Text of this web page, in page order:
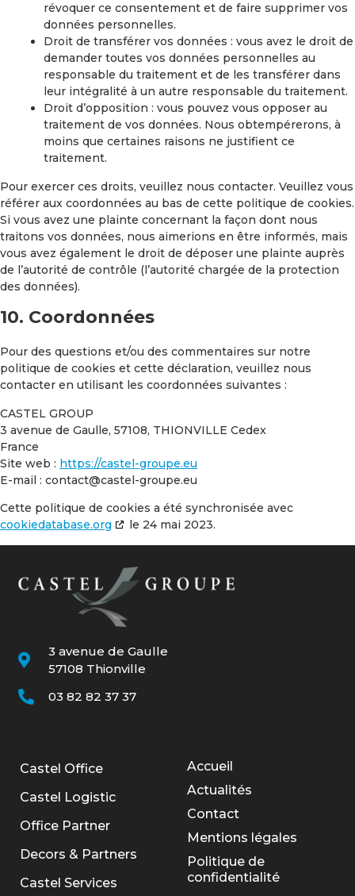
révoquer ce consentement et de faire supprimer vos
données personnelles.
Droit de transférer vos données : vous avez le droit de
demander toutes vos données personnelles au
responsable du traitement et de les transférer dans
leur intégralité à un autre responsable du traitement.
Droit d’opposition : vous pouvez vous opposer au
traitement de vos données. Nous obtempérerons, à
moins que certaines raisons ne justifient ce
traitement.
Pour exercer ces droits, veuillez nous contacter. Veuillez vous
référer aux coordonnées au bas de cette politique de cookies.
Si vous avez une plainte concernant la façon dont nous
traitons vos données, nous aimerions en être informés, mais
vous avez également le droit de déposer une plainte auprès
de l’autorité de contrôle (l’autorité chargée de la protection
des données).
10. Coordonnées
Pour des questions et/ou des commentaires sur notre
politique de cookies et cette déclaration, veuillez nous
contacter en utilisant les coordonnées suivantes :
CASTEL GROUP
3 avenue de Gaulle, 57108, THIONVILLE Cedex
France
Site web : https://castel-groupe.eu
E-mail : ue.epuorg-letsac@tcatnoc
Cette politique de cookies a été synchronisée avec
cookiedatabase.org
le 24 mai 2023.
3 avenue de Gaulle
57108 Thionville
03 82 82 37 37
Castel Office
Castel Logistic
Office Partner
Decors & Partners
Castel Services
Accueil
Actualités
Contact
Mentions légales
Politique de
confidentialité